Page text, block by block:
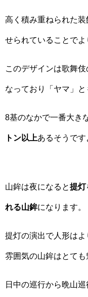
高く積み重ねられた
せられていることでよ
このデザインは歌舞
なっており「ヤマ」と
8基のなかで一番大き
トン以上あるそうです
山鉾は夜になると提灯
れる山鉾になります。
提灯の演出で人形は
雰囲気の山鉾はとても
日中の巡行から晩山